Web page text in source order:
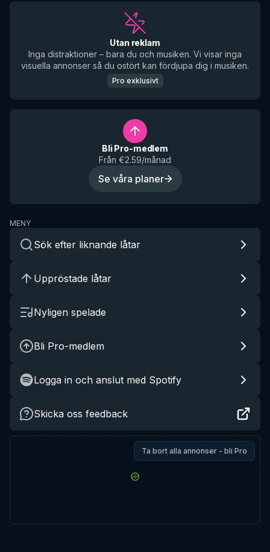
Utan reklam
Inga distraktioner – bara du och musiken. Vi visar inga
visuella annonser så du ostört kan fördjupa dig i musiken.
Pro exklusivt
Bli Pro-medlem
Från €2.59/månad
Se våra planer
MENY
Sök efter liknande låtar
Uppröstade låtar
Nyligen spelade
Bli Pro-medlem
Logga in och anslut med Spotify
Skicka oss feedback
Ta bort alla annonser - bli Pro